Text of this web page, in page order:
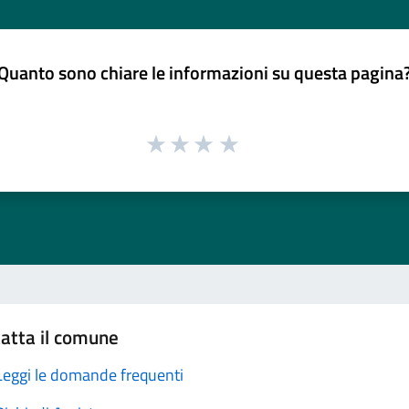
sono chiare le informazioni su questa
il comune
le domande frequenti